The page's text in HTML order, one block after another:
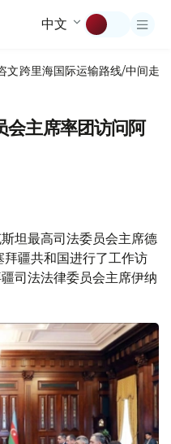
中文
文跨里海国际运输路线/中间走廊
会主席率团访问阿
坦最高司法委员会主席德
拜疆共和国进行了工作访
司法法律委员会主席伊纳